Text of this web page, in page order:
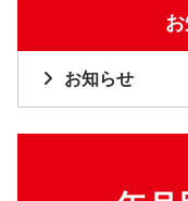
お知らせ